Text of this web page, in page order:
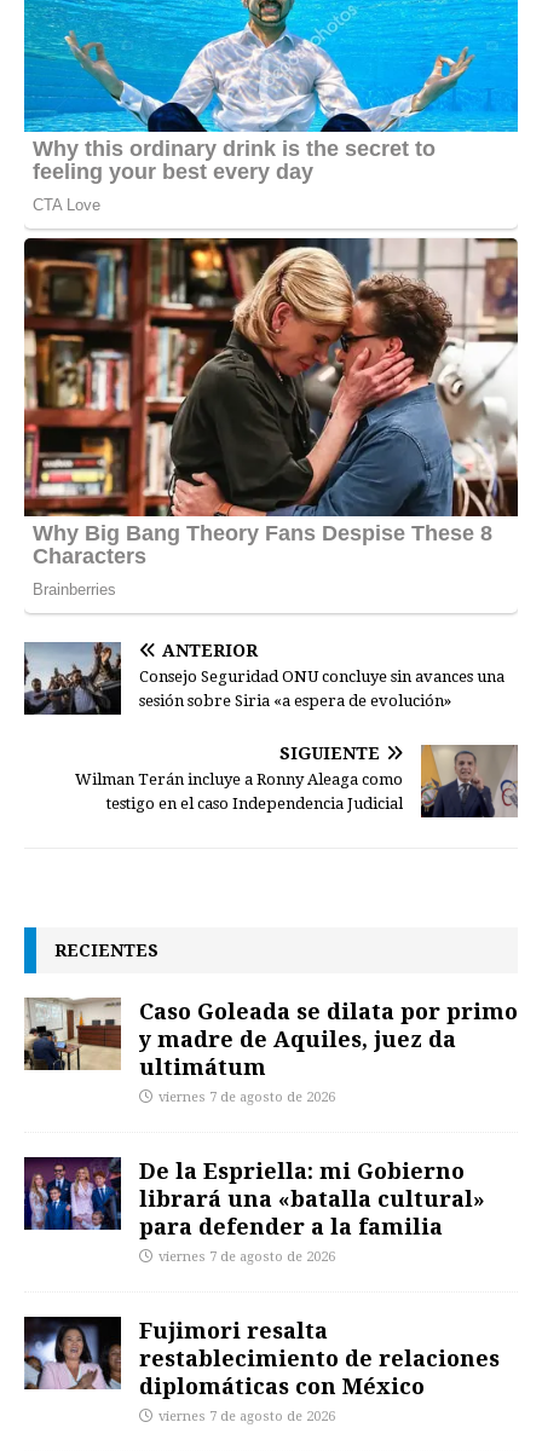
ANTERIOR
Consejo Seguridad ONU concluye sin avances una
sesión sobre Siria «a espera de evolución»
SIGUIENTE
Wilman Terán incluye a Ronny Aleaga como
testigo en el caso Independencia Judicial
RECIENTES
Caso Goleada se dilata por primo
y madre de Aquiles, juez da
ultimátum
viernes 7 de agosto de 2026
De la Espriella: mi Gobierno
librará una «batalla cultural»
para defender a la familia
viernes 7 de agosto de 2026
Fujimori resalta
restablecimiento de relaciones
diplomáticas con México
viernes 7 de agosto de 2026